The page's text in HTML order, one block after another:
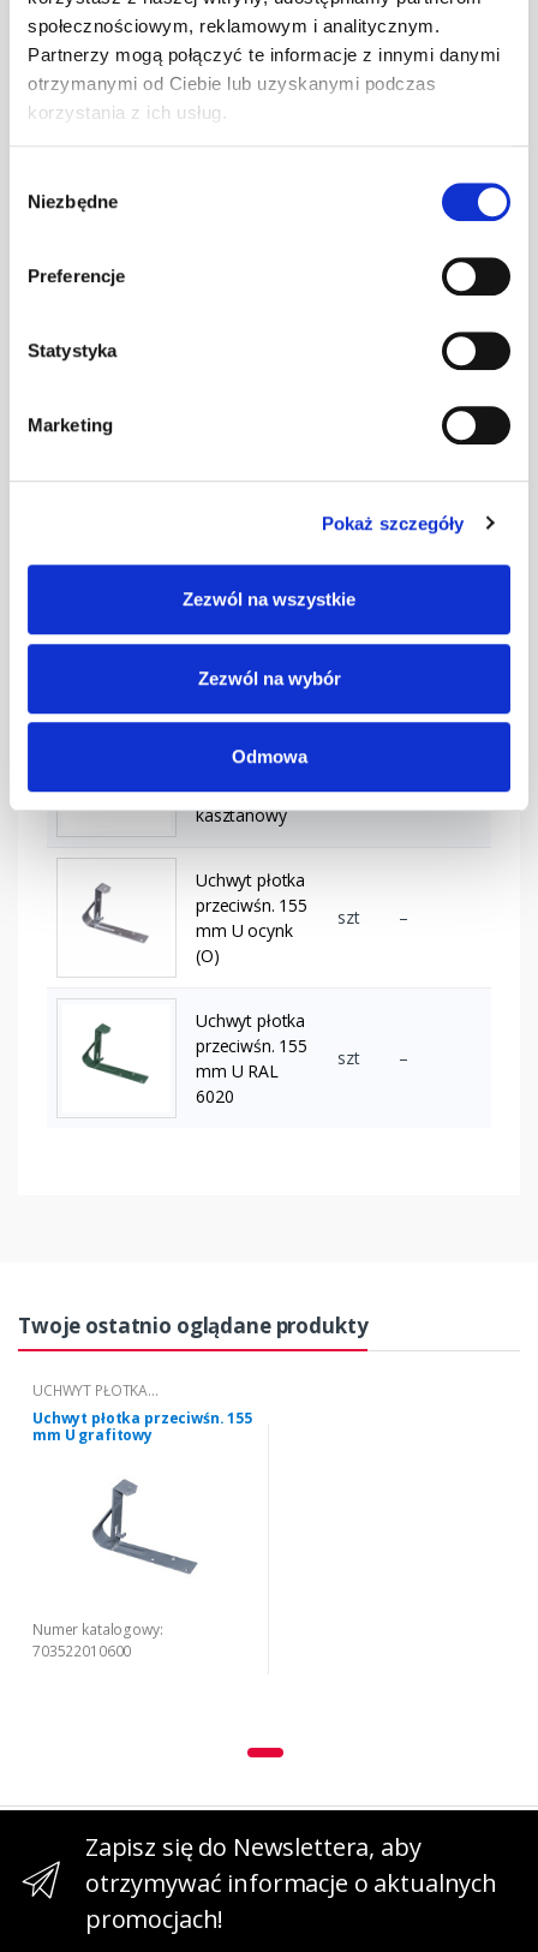
społecznościowym, reklamowym i analitycznym.
Partnerzy mogą połączyć te informacje z innymi danymi
otrzymanymi od Ciebie lub uzyskanymi podczas
korzystania z ich usług.
zgody
Niezbędne
Preferencje
Statystyka
Marketing
Pokaż szczegóły
Zezwól na wszystkie
Zezwól na wybór
Odmowa
Uchwyt płotka
przeciwśn. 155
mm U
ciemnobrązowy
szt
przeciwśn. 155
Uchwyt płotka
mm U
grafitowy
szt –
przeciwśn. 155
mm U
kasztanowy
Uchwyt płotka
przeciwśn. 155
mm U ocynk
(O)
szt –
Uchwyt płotka
przeciwśn. 155
mm U RAL
6020
szt –
Twoje ostatnio oglądane produkty
UCHWYT PŁOTKA
PRZECIWŚNIEGOWEGO "U" 155
Uchwyt płotka przeciwśn. 155
mm U grafitowy
Numer katalogowy:
703522010600
Zapisz się do Newslettera, aby
otrzymywać informacje o aktualnych
promocjach!